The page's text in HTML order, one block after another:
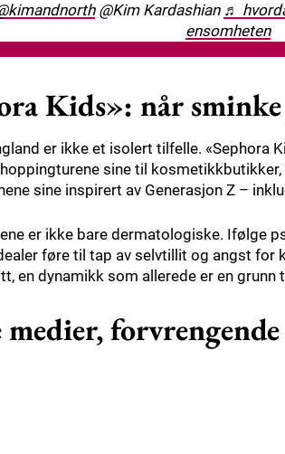
@Kim Kardashian ♬
ensomheten
Kids»: når
er ikke et isolert tilfelle. «Sephora
sine til
sine inspirert av Generasjon Z –
er ikke bare dermatologiske. Ifølge
føre til tap av selvtillit og angst
en dynamikk som allerede er en grunn
medier,